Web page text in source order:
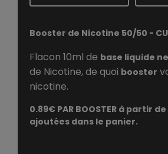
Booster de Nicotine 50/50 -
Flacon 10ml de base liquide
de Nicotine, de quoi booster
nicotine.
0.89€ PAR BOOSTER à partir
ajoutées dans le panier.